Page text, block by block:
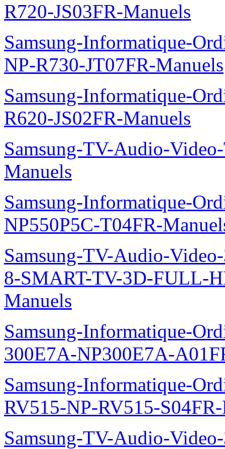
R720-JS03FR-Manuels
Samsung-Informatique-
NP-R730-JT07FR-Manuels
Samsung-Informatique-
R620-JS02FR-Manuels
Samsung-TV-Audio-
Manuels
Samsung-Informatique-
NP550P5C-T04FR-
Samsung-TV-Audio-
8-SMART-TV-3D-FULL-
Manuels
Samsung-Informatique-
300E7A-NP300E7A-
Samsung-Informatique-
RV515-NP-RV515-
Samsung-TV-Audio-